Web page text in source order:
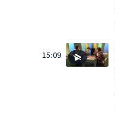
15:09